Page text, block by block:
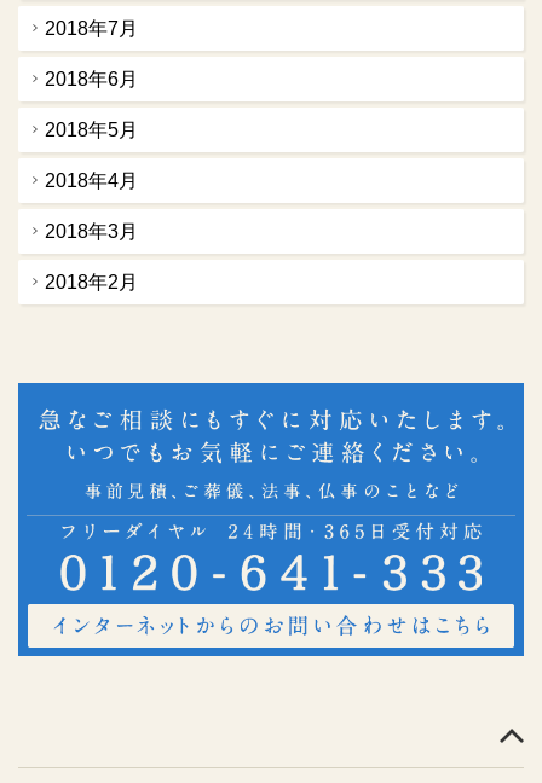
2018年7月
2018年6月
2018年5月
2018年4月
2018年3月
2018年2月